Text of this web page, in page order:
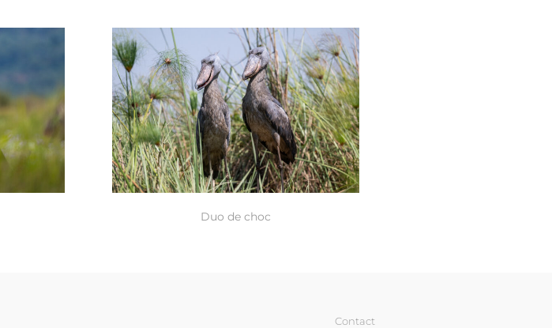
Duo de choc
Contact